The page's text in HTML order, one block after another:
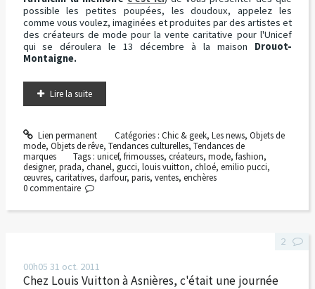
possible les petites poupées, les doudoux, appelez les
comme vous voulez, imaginées et produites par des artistes et
des créateurs de mode pour la vente caritative pour l'Unicef
qui se déroulera le 13 décembre à la maison Drouot-
Montaigne.
Lire la suite
Lien permanent Catégories : Chic & geek, Les news, Objets de
mode, Objets de rêve, Tendances culturelles, Tendances de
marques
Tags :unicef,frimousses,créateurs,mode,fashion,
designer, prada, chanel, gucci, louis vuitton, chloé, emilio pucci,
œuvres, caritatives, darfour, paris, ventes, enchères
0 commentaire
00h05 31 oct. 2011
Chez Louis Vuitton à Asnières, c'était une journée
2